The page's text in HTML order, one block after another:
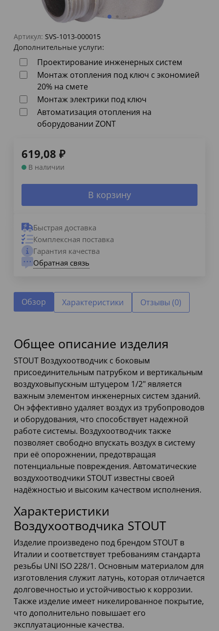
Артикул: SVS-1013-000015
Дополнительные услуги:
Проектирование инженерных систем
Монтаж отопления под ключ с экономией
20% на смете
Монтаж электрики под ключ
Автоматизация отопления на
оборудовании ZONT
619,08 ₽
В наличии
В корзину
Быстрая доставка
Комплексная поставка
Гарантия качества
Обратная связь
Обзор Характеристики Отзывы (0)
Общее описание изделия
STOUT Воздухоотводчик с боковым
присоединительным патрубком и вертикальным
воздуховыпускным штуцером 1/2" является
важным элементом инженерных систем зданий.
Он эффективно удаляет воздух из трубопроводов
и оборудования, что способствует надежной
работе системы. Воздухоотводчик также
позволяет свободно впускать воздух в систему
при её опорожнении, предотвращая
потенциальные повреждения. Автоматические
воздухоотводчики STOUT известны своей
надёжностью и высоким качеством исполнения.
Характеристики
Воздухоотводчика STOUT
Изделие произведено под брендом STOUT в
Италии и соответствует требованиям стандарта
резьбы UNI ISO 228/1. Основным материалом для
изготовления служит латунь, которая отличается
долговечностью и устойчивостью к коррозии.
Также изделие имеет никелированное покрытие,
что дополнительно повышает его
эксплуатационные качества.